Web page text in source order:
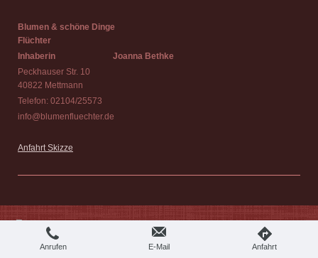
Blumen & schöne Dinge
Flüchter
Inhaberin
Joanna Bethke
Peckhauser Str. 10
40822 Mettmann
Telefon: 02104/25573
info@blumenfluechter.de
Anfahrt Skizze
Druckversion
© © Blumen und schöne Dinge - Flüchter
Webansicht
Anrufen E-Mail Anfahrt